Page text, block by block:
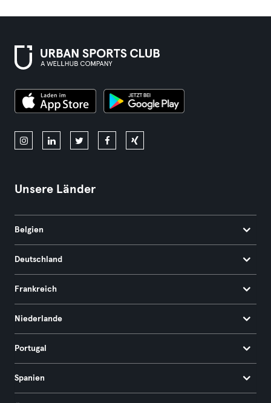
Unsere Länder
Belgien
Deutschland
Frankreich
Niederlande
Portugal
Spanien